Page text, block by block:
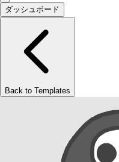
ダッシュボード
Back to Templates